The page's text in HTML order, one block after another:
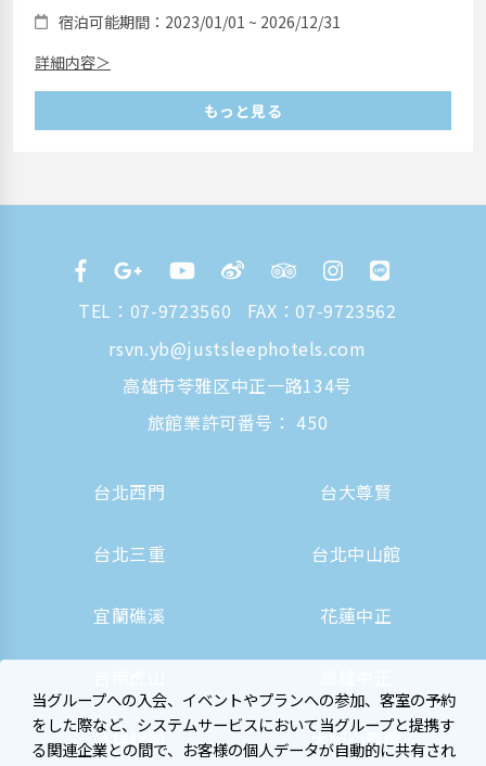
宿泊可能期間：2023/01/01 ~ 2026/12/31
詳細内容＞
もっと見る
TEL： 07-9723560
FAX：07-9723562
rsvn.yb@justsleephotels.com
高雄市苓雅区中正一路134号
旅館業許可番号： 450
台北西門 台大尊賢
台北三重 台北中山館
宜蘭礁溪 花蓮中正
高雄駅前 大阪心斎橋
当グループへの入会、イベントやプランへの参加、客室の予約
をした際など、システムサービスにおいて当グループと提携す
る関連企業との間で、お客様の個人データが自動的に共有され